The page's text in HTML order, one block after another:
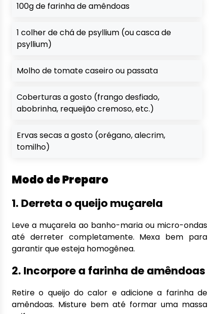
100g de farinha de amêndoas
1 colher de chá de psyllium (ou casca de
psyllium)
Molho de tomate caseiro ou passata
Coberturas a gosto (frango desfiado,
abobrinha, requeijão cremoso, etc.)
Ervas secas a gosto (orégano, alecrim,
tomilho)
Modo de Preparo
1. Derreta o queijo muçarela
Leve a muçarela ao banho-maria ou micro-ondas
até derreter completamente. Mexa bem para
garantir que esteja homogênea.
2. Incorpore a farinha de amêndoas
Retire o queijo do calor e adicione a farinha de
amêndoas. Misture bem até formar uma massa